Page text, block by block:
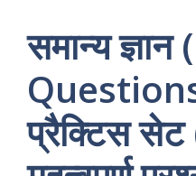
समान्य ज्ञान
प्रैक्टिस